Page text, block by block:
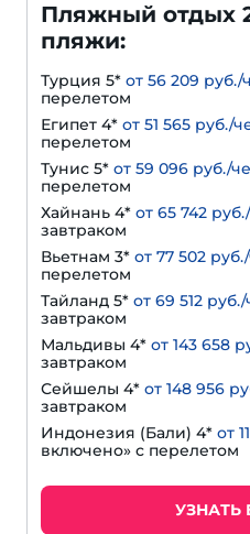
Пляжный отдых
пляжи:
Турция 5* от 56 209 руб./
перелетом
Египет 4* от 51 565 руб./
перелетом
Тунис 5* от 59 096 руб./
перелетом
Хайнань 4* от 65 742
завтраком
Вьетнам 3* от 77 502
перелетом
Тайланд 5* от 69 512
завтраком
Мальдивы 4* от 143 658
завтраком
Сейшелы 4* от 148 956
завтраком
Индонезия (Бали) 4* от
включено» с перелетом
УЗНАТЬ